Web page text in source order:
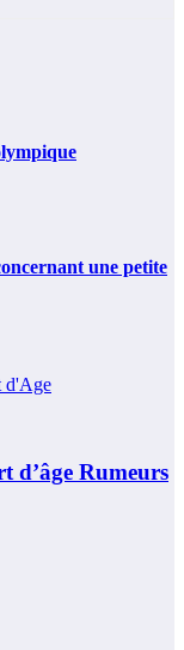
une petite
d’âge Rumeurs